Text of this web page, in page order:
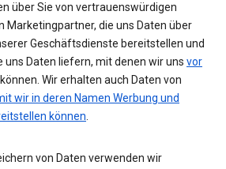
über Sie von vertrauenswürdigen
Marketingpartner, die uns Daten über
Geschäftsdienste bereitstellen und
uns Daten liefern, mit denen wir uns vor
können. Wir erhalten auch Daten von
wir in deren Namen Werbung und
können.
von Daten verwenden wir